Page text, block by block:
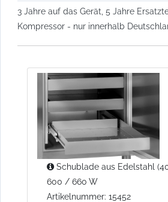
3 Jahre auf das Gerät, 5 Jahre
Kompressor - nur innerhalb
Schublade aus Edelstahl
600 / 660 W
Artikelnummer: 15452